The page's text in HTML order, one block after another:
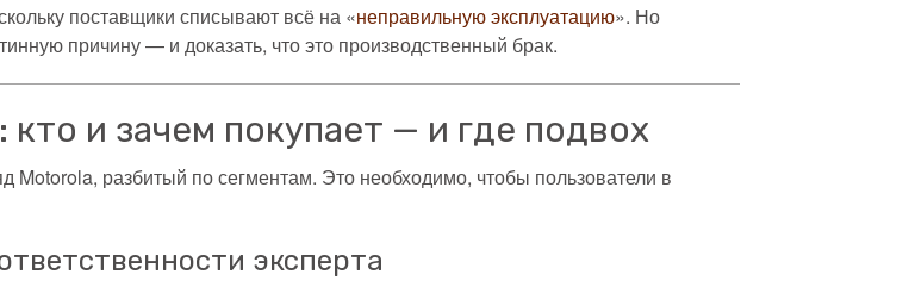
поставщики списывают всё на «неправильную эксплуатацию». Но
причину — и доказать, что это производственный брак.
и зачем покупает — и где подвох
разбитый по сегментам. Это необходимо, чтобы пользователи в
эксперта